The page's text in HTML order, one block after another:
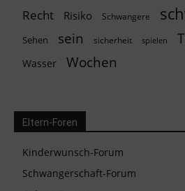
Recht Risiko Schwangere
Sehen sein sicherheit spielen
Wasser Wochen
Eltern-Foren
Kinderwunsch-Forum
Schwangerschaft-Forum